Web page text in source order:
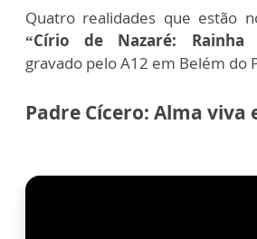
Quatro realidades que estão
“Círio de Nazaré: Rainha
gravado pelo A12 em Belém do
Padre Cícero: Alma viva